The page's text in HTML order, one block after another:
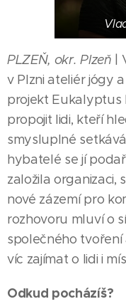
PLZEŇ, okr. Plzeň |
v Plzni ateliér jógy
projekt Eukalyptus
propojit lidi, kteří
smysluplné
hybatelé se jí
založila organizaci,
nové zázemí pro
rozhovoru mluví o
společného tvoření
víc zajímat o lidi i
Odkud pocházíš?